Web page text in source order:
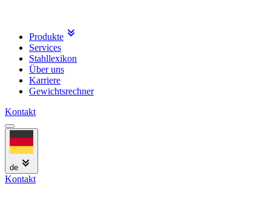
Produkte
Services
Stahllexikon
Über uns
Karriere
Gewichtsrechner
Kontakt
de
Kontakt